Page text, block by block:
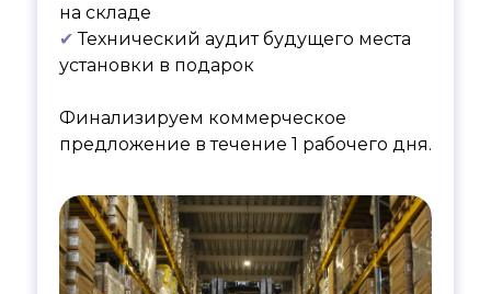
на складе
✔Технический аудит будущего места
установки в подарок
Финализируем коммерческое
предложение в течение 1 рабочего дня.